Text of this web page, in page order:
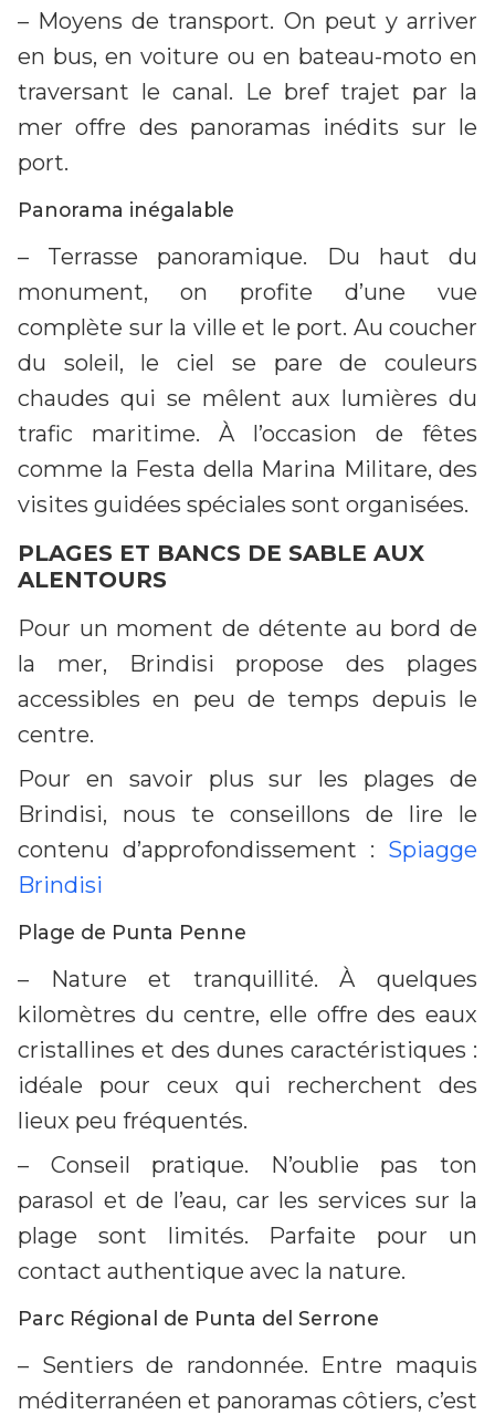
– Moyens de transport. On peut y arriver
en bus, en voiture ou en bateau-moto en
traversant le canal. Le bref trajet par la
mer offre des panoramas inédits sur le
port.
Panorama inégalable
– Terrasse panoramique. Du haut du
monument, on profite d’une vue
complète sur la ville et le port. Au coucher
du soleil, le ciel se pare de couleurs
chaudes qui se mêlent aux lumières du
trafic maritime. À l’occasion de fêtes
comme la Festa della Marina Militare, des
visites guidées spéciales sont organisées.
PLAGES ET BANCS DE SABLE AUX
ALENTOURS
Pour un moment de détente au bord de
la mer, Brindisi propose des plages
accessibles en peu de temps depuis le
centre.
Pour en savoir plus sur les plages de
Brindisi, nous te conseillons de lire le
contenu d’approfondissement : Spiagge
Brindisi
Plage de Punta Penne
– Nature et tranquillité. À quelques
kilomètres du centre, elle offre des eaux
cristallines et des dunes caractéristiques :
idéale pour ceux qui recherchent des
lieux peu fréquentés.
– Conseil pratique. N’oublie pas ton
parasol et de l’eau, car les services sur la
plage sont limités. Parfaite pour un
contact authentique avec la nature.
Parc Régional de Punta del Serrone
– Sentiers de randonnée. Entre maquis
méditerranéen et panoramas côtiers, c’est